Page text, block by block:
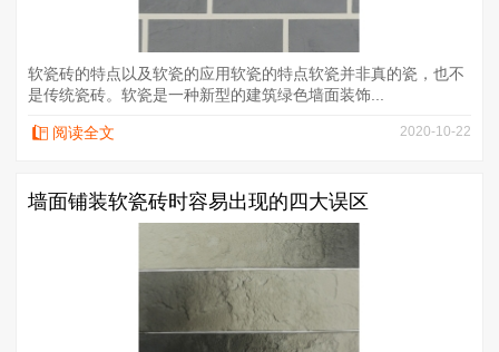
软瓷砖的特点以及软瓷的应用软瓷的特点软瓷并非真的瓷，也不
是传统瓷砖。软瓷是一种新型的建筑绿色墙面装饰...
阅读全文 2020-10-22
墙面铺装软瓷砖时容易出现的四大误区